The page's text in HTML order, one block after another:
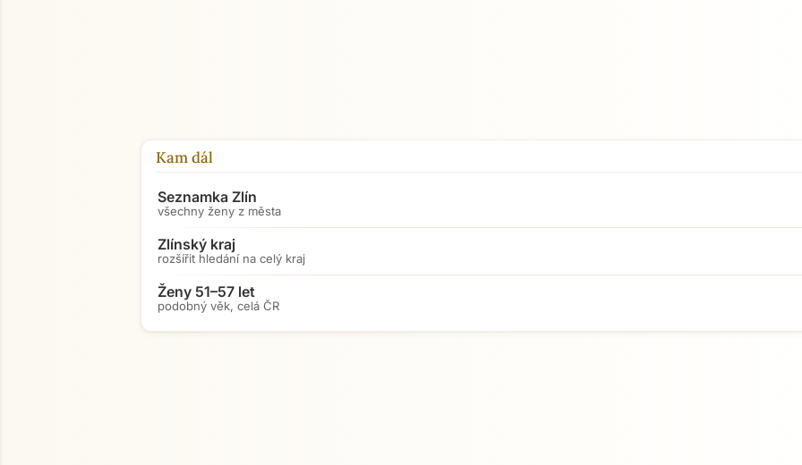
Kam dál
Seznamka Zlín
všechny ženy z města
Zlínský kraj
rozšířit hledání na celý kraj
Ženy 51–57 let
podobný věk, celá ČR